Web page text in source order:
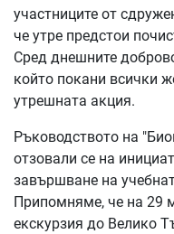
участниците от
че утре предстои
Сред днешните
който покани всички
утрешната акция.
Ръководството на
отзовали се на
завършване на
Припомняме, че на 29
екскурзия до Велико